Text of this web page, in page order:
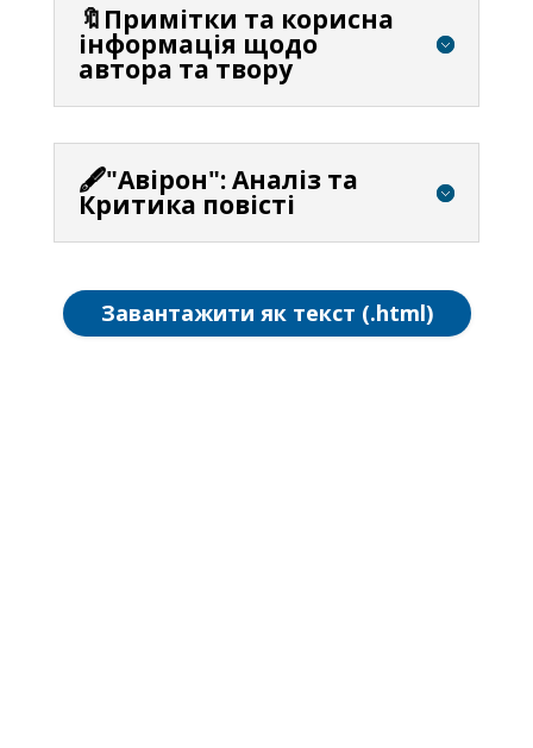
🔖Примітки та корисна
інформація щодо
автора та твору
🖋️"Авірон": Аналіз та
Критика повісті
Завантажити як текст (.html)